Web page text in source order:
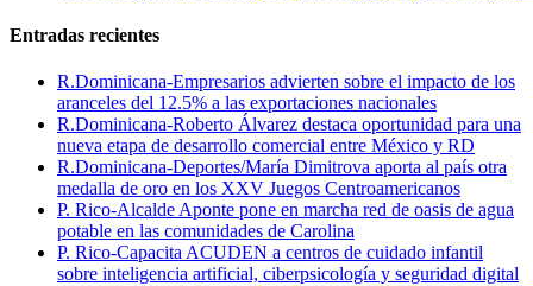
Entradas recientes
R.Dominicana-Empresarios advierten sobre el impacto de los
aranceles del 12.5% a las exportaciones nacionales
R.Dominicana-Roberto Álvarez destaca oportunidad para una
nueva etapa de desarrollo comercial entre México y RD
R.Dominicana-Deportes/María Dimitrova aporta al país otra
medalla de oro en los XXV Juegos Centroamericanos
P. Rico-Alcalde Aponte pone en marcha red de oasis de agua
potable en las comunidades de Carolina
P. Rico-Capacita ACUDEN a centros de cuidado infantil
sobre inteligencia artificial, ciberpsicología y seguridad digital